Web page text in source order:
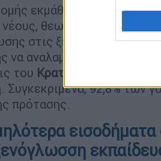
εκμάθησης (27% και
νέους, θεωρούν ότι τα
στις ξένες γλώσσες.
να αναλαμβάνει το
του Κρατικού
Συγκεκριμένα, 92,8% των
πρότασης.